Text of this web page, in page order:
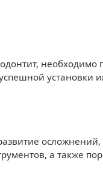
необходимо
установки
а также